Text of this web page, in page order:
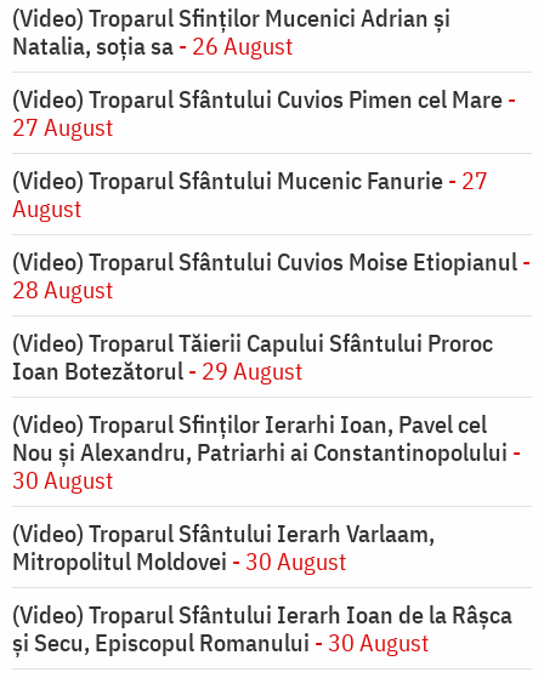
(Video) Troparul Sfinților Mucenici Adrian și
Natalia, soția sa- 26 August
(Video) Troparul Sfântului Cuvios Pimen cel Mare-
27 August
(Video) Troparul Sfântului Mucenic Fanurie- 27
August
(Video) Troparul Sfântului Cuvios Moise Etiopianul-
28 August
(Video) Troparul Tăierii Capului Sfântului Proroc
Ioan Botezătorul- 29 August
(Video) Troparul Sfinților Ierarhi Ioan, Pavel cel
Nou și Alexandru, Patriarhi ai Constantinopolului -
30 August
(Video) Troparul Sfântului Ierarh Varlaam,
Mitropolitul Moldovei - 30 August
(Video) Troparul Sfântului Ierarh Ioan de la Râșca
și Secu, Episcopul Romanului - 30 August